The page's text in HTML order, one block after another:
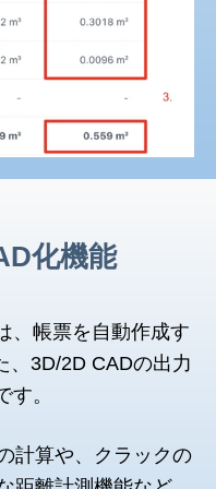
化機能
、帳票を自動作成す
、3D/2D CADの出力
す。
計算や、クラックの